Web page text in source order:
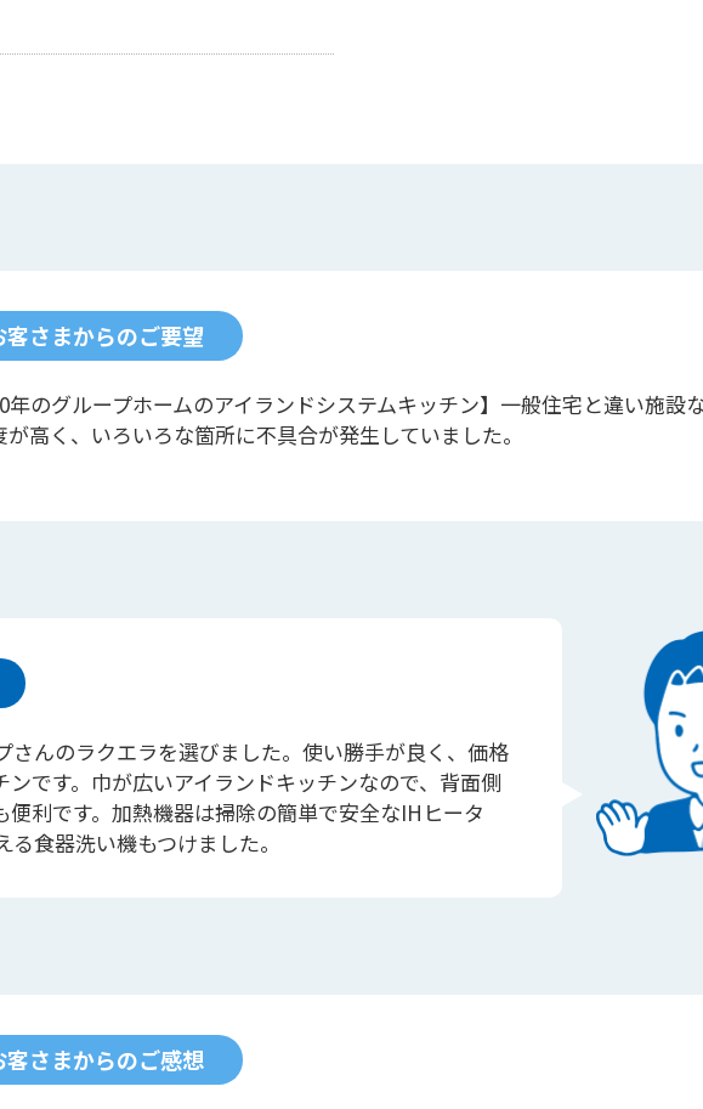
客さまからのご要望
年のグループホームのアイランドシステムキッチン】一般住宅と違い施設
が高く、いろいろな箇所に不具合が発生していました。
さんのラクエラを選びました。使い勝手が良く、価格
です。巾が広いアイランドキッチンなので、背面側
利です。加熱機器は掃除の簡単で安全なIHヒータ
食器洗い機もつけました。
客さまからのご感想